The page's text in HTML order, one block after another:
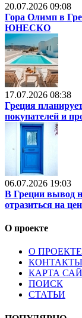
20.07.2026 09:08
Гора Олимп в
ЮНЕСКО
17.07.2026 08:38
Греция
покупателей и
06.07.2026 19:03
В Греции вывод
отразиться на
О проекте
О ПРОЕКТЕ
КОНТАКТЫ
КАРТА
ПОИСК
СТАТЬИ